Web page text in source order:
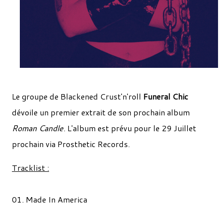
Le groupe de Blackened Crust'n'roll Funeral Chic
dévoile un premier extrait de son prochain album
Roman Candle. L'album est prévu pour le 29 Juillet
prochain via Prosthetic Records.
Tracklist :
01. Made In America